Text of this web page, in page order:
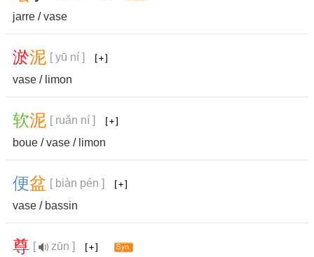
jarre /vase
淤泥 [ yū ní ]
vase / limon
软泥 [ ruǎn ní ]
boue /vase / limon
便盆 [ biàn pén ]
vase / bassin
尊 [
zūn ]